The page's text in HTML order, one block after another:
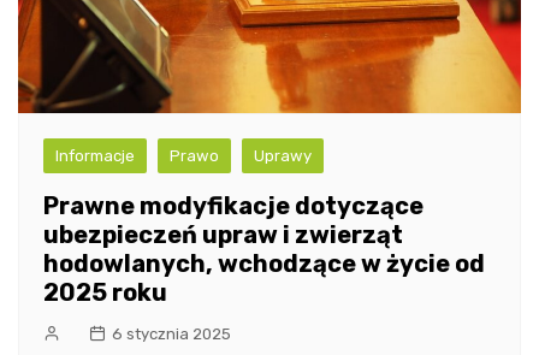
Informacje Prawo Uprawy
Prawne modyfikacje dotyczące
ubezpieczeń upraw i zwierząt
hodowlanych, wchodzące w życie od
2025 roku
6 stycznia 2025